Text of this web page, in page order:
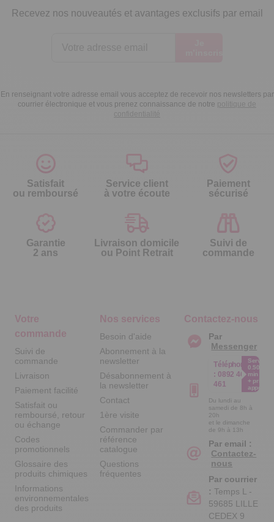
Recevez nos nouveautés et avantages exclusifs par email
En renseignant votre adresse email vous acceptez de recevoir nos newsletters par
courrier électronique et vous prenez connaissance de notre politique de
confidentialité
Satisfait
ou remboursé
Service client
à votre écoute
Paiement
sécurisé
Garantie
2 ans
Livraison domicile
ou Point Retrait
Suivi de
commande
Votre
commande
Suivi de
commande
Livraison
Paiement facilité
Satisfait ou
remboursé, retour
ou échange
Codes
promotionnels
Glossaire des
produits chimiques
Informations
environnementales
des produits
Nos services
Besoin d'aide
Abonnement à la
newsletter
Désabonnement à
la newsletter
Contact
1ère visite
Commander par
référence
catalogue
Questions
fréquentes
Contactez-nous
Par
Messenger
Téléphone
: 0892 461
461
Service
0.50€ /
min
+ prix
appel
Du lundi au
samedi de 8h à
20h
et le dimanche
de 9h à 13h
Par email :
Contactez-
nous
Par courrier
: Temps L -
59685 LILLE
CEDEX 9